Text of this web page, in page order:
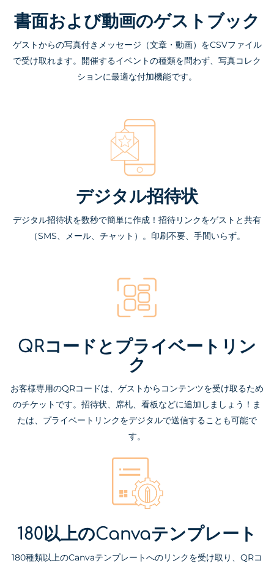
書面および動画のゲストブック
ゲストからの写真付きメッセージ（文章・動画）をCSVファイル
で受け取れます。開催するイベントの種類を問わず、写真コレク
ションに最適な付加機能です。
デジタル招待状
デジタル招待状を数秒で簡単に作成！招待リンクをゲストと共有
（SMS、メール、チャット）。印刷不要、手間いらず。
QRコードとプライベートリン
ク
お客様専用のQRコードは、ゲストからコンテンツを受け取るため
のチケットです。招待状、席札、看板などに追加しましょう！ま
たは、プライベートリンクをデジタルで送信することも可能で
す。
180以上のCanvaテンプレート
180種類以上のCanvaテンプレートへのリンクを受け取り、QRコ